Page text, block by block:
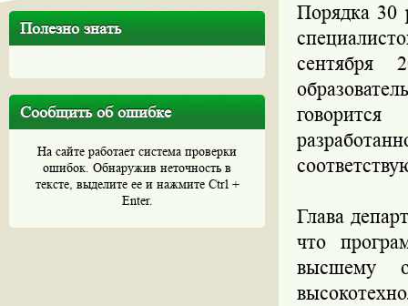
Полезно знать
Сообщить об ошибке
На сайте работает система проверки
ошибок. Обнаружив неточность в
тексте, выделите ее и нажмите Ctrl +
Enter.
Порядка 30
сентября
Глава
что
высшему